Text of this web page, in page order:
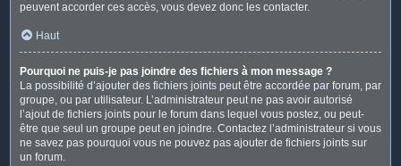
peuvent accorder ces accès, vous devez donc les contacter.
Haut
Pourquoi ne puis-je pas joindre des fichiers à mon message ?
La possibilité d’ajouter des fichiers joints peut être accordée par forum, par
groupe, ou par utilisateur. L’administrateur peut ne pas avoir autorisé
l’ajout de fichiers joints pour le forum dans lequel vous postez, ou peut-
être que seul un groupe peut en joindre. Contactez l’administrateur si vous
ne savez pas pourquoi vous ne pouvez pas ajouter de fichiers joints sur
un forum.